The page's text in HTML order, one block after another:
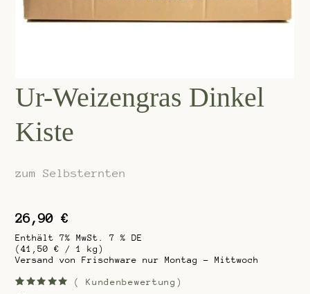
Ur-Weizengras Dinkel
Kiste
zum Selbsternten
26,90€
Enthält 7% MwSt. 7 % DE
(41,50€ / 1 kg)
Versand von Frischware nur Montag - Mittwoch
( Kundenbewertung)